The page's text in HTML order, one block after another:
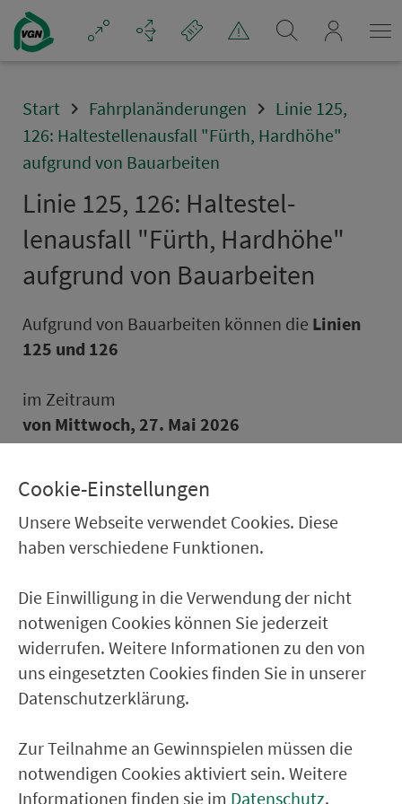
Navigation überspringen
Start Fahrplanänderungen
Linie 125,
126: Haltestellenausfall "Fürth, Hardhöhe"
aufgrund von Bauarbeiten
Linie 125, 126: Hal­te­stel­
lenausfall "Fürth, Hardhöhe"
aufgrund von Bau­ar­bei­ten
Aufgrund von Bau­ar­bei­ten können die Linien
125 und 126
im Zeitraum
von Mitt­woch, 27. Mai 2026
bis vsl. Frei­tag, 14. Au­gust 2026
die Hal­te­stel­le
Fürth, Hardhöhe
Ver­kehrs­ver­bund Groß­raum
Nürn­berg
ter­neh­men. 1.100 Linien. Eine Fahr­kar­te.
Cookie-Einstellungen
Unsere Webseite verwendet Cookies. Diese
haben verschiedene Funktionen.
Die Einwilligung in die Verwendung der nicht
notwenigen Cookies können Sie jederzeit
widerrufen. Weitere Informationen zu den von
uns eingesetzten Cookies finden Sie in unserer
Datenschutzerklärung.
Zur Teilnahme an Gewinnspielen müssen die
notwendigen Cookies aktiviert sein. Weitere
Informationen finden sie im Datenschutz.